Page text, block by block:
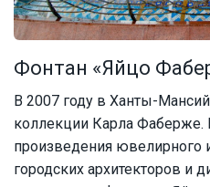
Фонтан «Яйцо
В 2007 году в Ханты-
коллекции Карла Фаберже.
произведения ювелирного
городских архитекторов и